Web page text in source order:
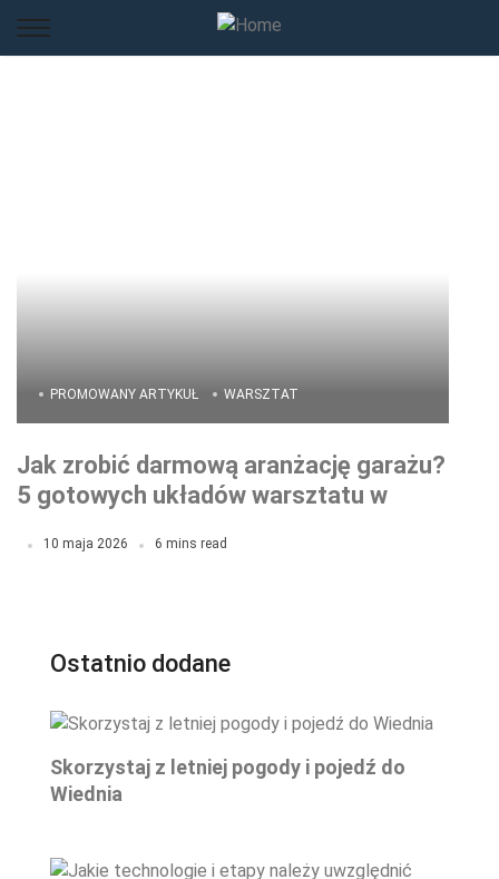
PROMOWANY ARTYKUŁ WARSZTAT
Jak zrobić darmową aranżację garażu?
5 gotowych układów warsztatu w
10 maja 2026 6 mins read
Ostatnio dodane
Skorzystaj z letniej pogody i pojedź do
Wiednia